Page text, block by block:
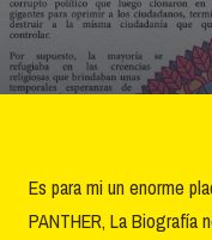
Es para mi un enorme
PANTHER, La Biografía